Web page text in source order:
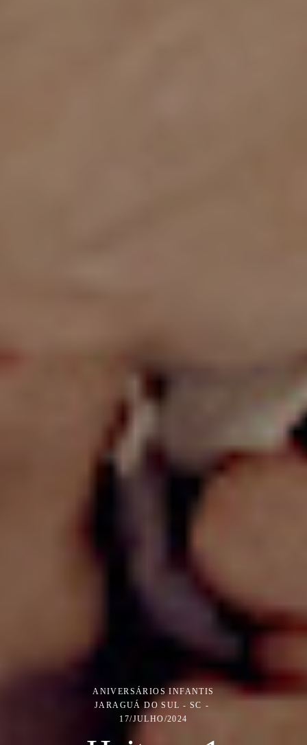
ANIVERSÁRIOS INFANTIS
JARAGUÁ DO SUL - SC
17/JULHO/2024